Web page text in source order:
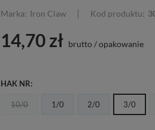
Marka: Iron Claw Kod produktu:
14,70 zł brutto /opakowanie
HAK NR
10/0 1/0 2/0 3/0